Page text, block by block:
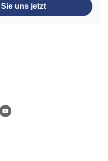
uns jetzt